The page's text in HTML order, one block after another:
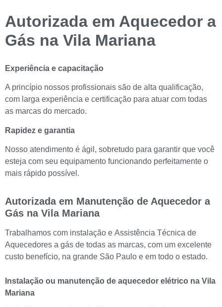
Autorizada em Aquecedor a
Gás na Vila Mariana
Experiência e capacitação
A princípio nossos profissionais são de alta qualificação,
com larga experiência e certificação para atuar com todas
as marcas do mercado.
Rapidez e garantia
Nosso atendimento é ágil, sobretudo para garantir que você
esteja com seu equipamento funcionando perfeitamente o
mais rápido possível.
Autorizada em Manutenção de Aquecedor a
Gás na Vila Mariana
Trabalhamos com instalação e Assistência Técnica de
Aquecedores a gás de todas as marcas, com um excelente
custo benefício, na grande São Paulo e em todo o estado.
Instalação ou manutenção de aquecedor elétrico na Vila
Mariana